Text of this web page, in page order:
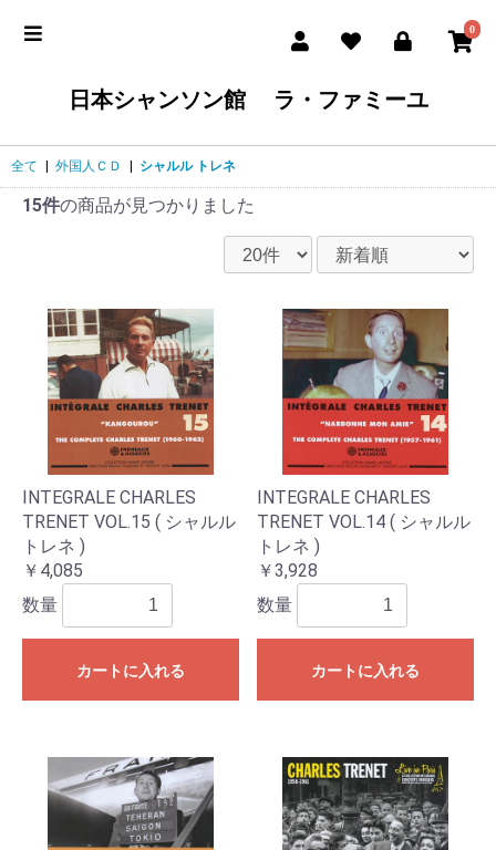
0
日本シャンソン館 ラ・ファミーユ
全て 外国人ＣＤ シャルル トレネ
15件の商品が見つかりました
INTEGRALE CHARLES
TRENET VOL.15 ( シャルル
トレネ )
￥4,085
数量
カートに入れる
INTEGRALE CHARLES
TRENET VOL.14 ( シャルル
トレネ )
￥3,928
数量
カートに入れる